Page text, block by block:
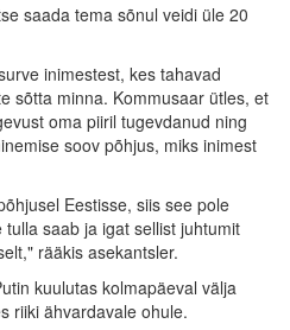
saada tema sõnul veidi üle 20
inimestest, kes tahavad
sõtta minna. Kommusaar ütles, et
oma piiril tugevdanud ning
soov põhjus, miks inimest
Eestisse, siis see pole
saab ja igat sellist juhtumit
rääkis asekantsler.
kuulutas kolmapäeval välja
riiki ähvardavale ohule.